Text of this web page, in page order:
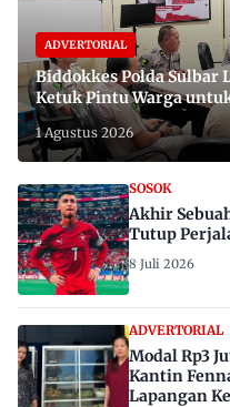
ADVERTORIAL
Biddokkes Polda
Ketuk Pintu Warga
1 Agustus 2026
SOSOK
Akhir
Tutup
8 Juli 2026
ADVERTORIAL
Modal Rp3
Kantin
Lapangan